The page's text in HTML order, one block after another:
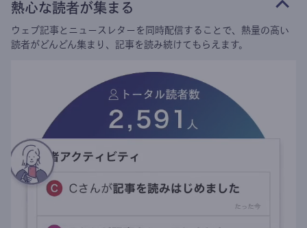
熱心な読者が集まる
ウェブ記事とニュースレターを同時配信することで、熱量の高い
読者がどんどん集まり、記事を読み続けてもらえます。